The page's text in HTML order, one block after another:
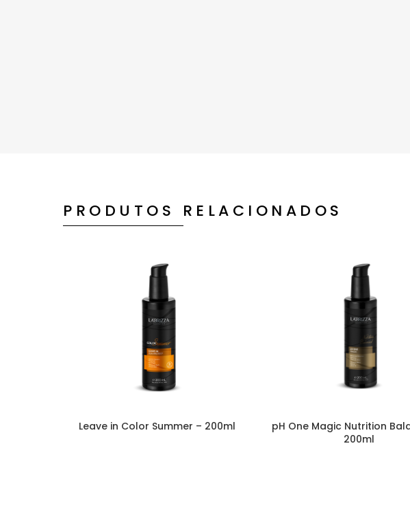
PRODUTOS RELACIONADOS
Leave in Color Summer – 200ml
pH One Magic Nutrition
200ml